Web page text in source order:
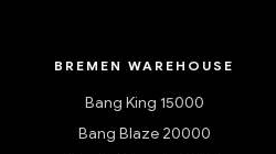
BREMEN WAREHOUSE
Bang King 15000
Bang Blaze 20000